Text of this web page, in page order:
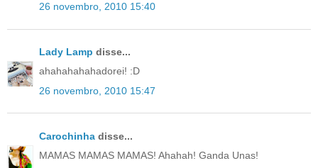
26 novembro, 2010 15:40
Lady Lamp disse...
ahahahahahadorei! :D
26 novembro, 2010 15:47
Carochinha disse...
MAMAS MAMAS MAMAS! Ahahah! Ganda Unas!